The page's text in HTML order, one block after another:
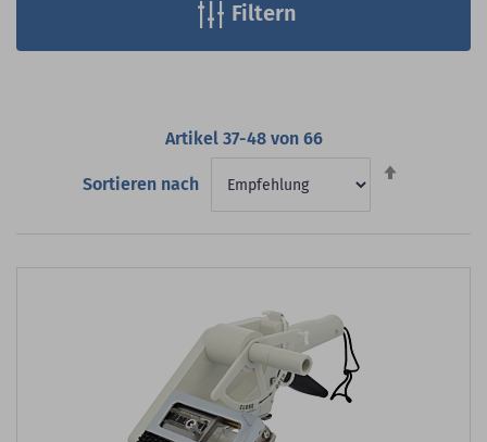
Artikel 37-48von 66
Sortieren nach
Filtern